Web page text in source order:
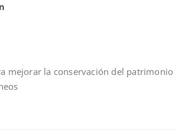
mejorar la conservación del patrimonio